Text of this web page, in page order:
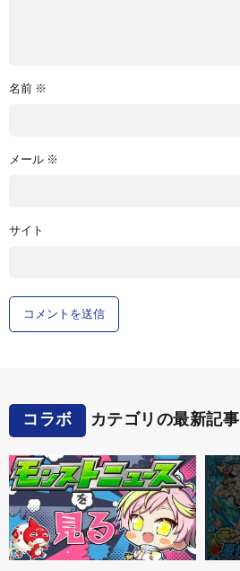
名前 ※
メール ※
サイト
コラボ カテゴリの最新記事